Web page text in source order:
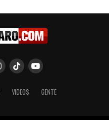
VIDEOS GENTE